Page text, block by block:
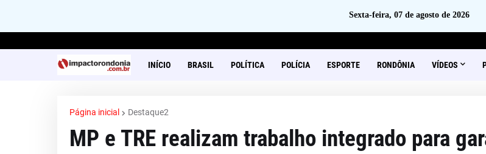
Sexta-feira, 07 de agosto de 2026
INÍCIO BRASIL POLÍTICA POLÍCIA ESPORTE RONDÔNIA VÍDEOS
Página inicial Destaque2
MP e TRE realizam trabalho integrado para